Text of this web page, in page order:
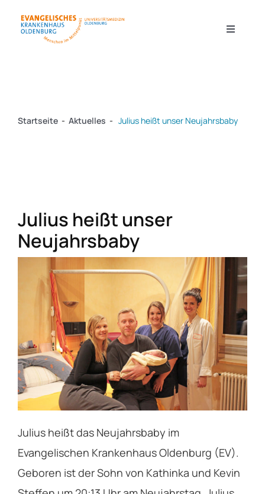
Inhalt
Toggle
Forschung
Ausbildung & Karriere
Service
Über das EV
Kontakt
Startseite - Aktuelles - Julius heißt unser Neujahrsbaby
Julius heißt unser
Neujahrsbaby
Julius heißt das Neujahrsbaby im
Evangelischen Krankenhaus Oldenburg (EV).
Geboren ist der Sohn von Kathinka und Kevin